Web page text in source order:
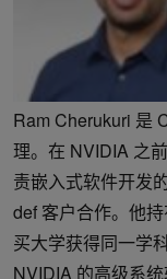
Ram Cherukuri 是
理。在 NVIDIA 之
责嵌入式软件开发
def 客户合作。他
买大学获得同一学
NVIDIA 的高级系